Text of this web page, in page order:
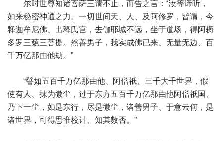
尔时世尊知诸菩萨三请不止，而告之言：“汝等谛听，
如来秘密神通之力。一切世间天、人、及阿修罗，皆谓，今
释迦牟尼佛、出释氏宫，去伽耶城不远，坐于道场，得阿耨
多罗三藐三菩提。然善男子，我实成佛已来、无量无边、百
千万亿那由他劫。”
“譬如五百千万亿那由他、阿僧祇、三千大千世界，假
使有人、抹为微尘，过于东方五百千万亿那由他阿僧祇国、
乃下一尘，如是东行，尽是微尘，诸善男子、于意云何，是
诸世界，可得思惟校计、知其数否。”